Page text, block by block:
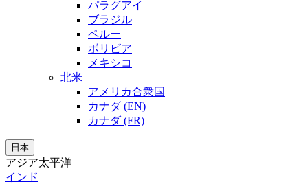
パラグアイ
ブラジル
ペルー
ボリビア
メキシコ
北米
アメリカ合衆国
カナダ (EN)
カナダ (FR)
日本
アジア太平洋
インド